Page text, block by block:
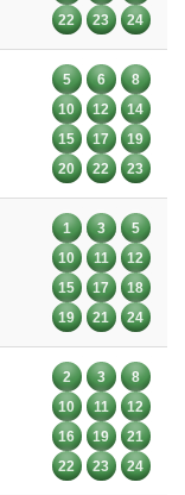
22
23 24
5 6
8
10
12
14
15
17
19
20
22 23
1 3
5
10
11
12
15
17
18
19
21 24
2 3
8
10
11
12
16
19
21
22
23 24